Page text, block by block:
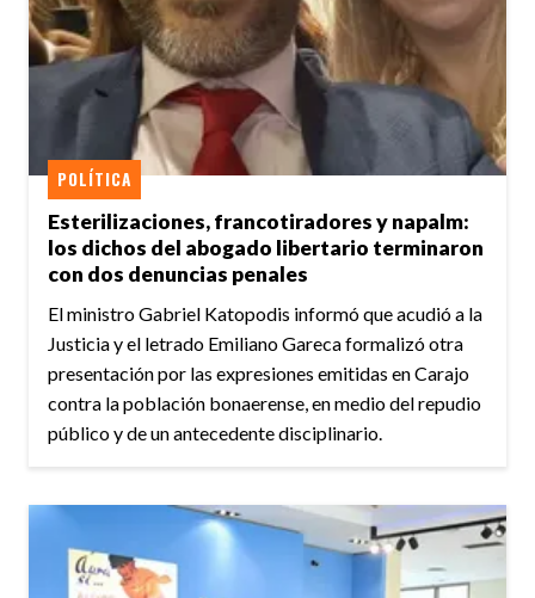
Esterilizaciones, francotiradores y napalm:
los dichos del abogado libertario terminaron
con dos denuncias penales
POLÍTICA
El ministro Gabriel Katopodis informó que acudió a la
Justicia y el letrado Emiliano Gareca formalizó otra
presentación por las expresiones emitidas en Carajo
contra la población bonaerense, en medio del repudio
público y de un antecedente disciplinario.